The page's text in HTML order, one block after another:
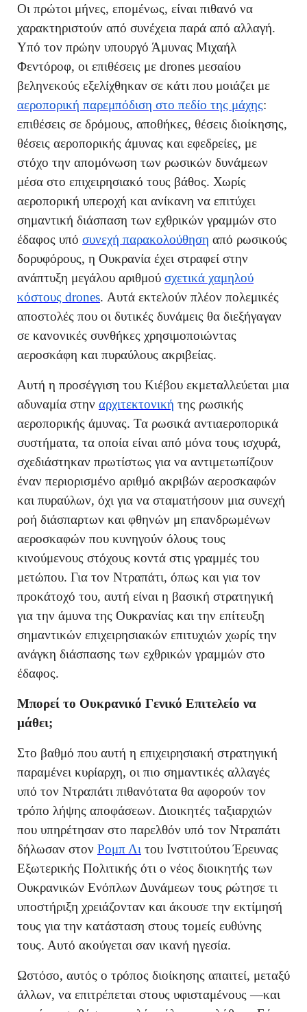
Οι πρώτοι μήνες, επομένως, είναι πιθανό να
χαρακτηριστούν από συνέχεια παρά από αλλαγή.
Υπό τον πρώην υπουργό Άμυνας Μιχαήλ
Φεντόροφ, οι επιθέσεις με drones μεσαίου
βεληνεκούς εξελίχθηκαν σε κάτι που μοιάζει με
αεροπορική παρεμπόδιση στο πεδίο της μάχης:
επιθέσεις σε δρόμους, αποθήκες, θέσεις διοίκησης,
θέσεις αεροπορικής άμυνας και εφεδρείες, με
στόχο την απομόνωση των ρωσικών δυνάμεων
μέσα στο επιχειρησιακό τους βάθος. Χωρίς
αεροπορική υπεροχή και ανίκανη να επιτύχει
σημαντική διάσπαση των εχθρικών γραμμών στο
έδαφος υπό συνεχή παρακολούθηση από ρωσικούς
δορυφόρους, η Ουκρανία έχει στραφεί στην
ανάπτυξη μεγάλου αριθμού σχετικά χαμηλού
κόστους drones. Αυτά εκτελούν πλέον πολεμικές
αποστολές που οι δυτικές δυνάμεις θα διεξήγαγαν
σε κανονικές συνθήκες χρησιμοποιώντας
αεροσκάφη και πυραύλους ακριβείας.
Αυτή η προσέγγιση του Κιέβου εκμεταλλεύεται μια
αδυναμία στην αρχιτεκτονική της ρωσικής
αεροπορικής άμυνας. Τα ρωσικά αντιαεροπορικά
συστήματα, τα οποία είναι από μόνα τους ισχυρά,
σχεδιάστηκαν πρωτίστως για να αντιμετωπίζουν
έναν περιορισμένο αριθμό ακριβών αεροσκαφών
και πυραύλων, όχι για να σταματήσουν μια συνεχή
ροή διάσπαρτων και φθηνών μη επανδρωμένων
αεροσκαφών που κυνηγούν όλους τους
κινούμενους στόχους κοντά στις γραμμές του
μετώπου. Για τον Ντραπάτι, όπως και για τον
προκάτοχό του, αυτή είναι η βασική στρατηγική
για την άμυνα της Ουκρανίας και την επίτευξη
σημαντικών επιχειρησιακών επιτυχιών χωρίς την
ανάγκη διάσπασης των εχθρικών γραμμών στο
έδαφος.
Μπορεί το Ουκρανικό Γενικό Επιτελείο να
μάθει;
Στο βαθμό που αυτή η επιχειρησιακή στρατηγική
παραμένει κυρίαρχη, οι πιο σημαντικές αλλαγές
υπό τον Ντραπάτι πιθανότατα θα αφορούν τον
τρόπο λήψης αποφάσεων. Διοικητές ταξιαρχιών
που υπηρέτησαν στο παρελθόν υπό τον Ντραπάτι
δήλωσαν στον Ρομπ Λι του Ινστιτούτου Έρευνας
Εξωτερικής Πολιτικής ότι ο νέος διοικητής των
Ουκρανικών Ενόπλων Δυνάμεων τους ρώτησε τι
υποστήριξη χρειάζονταν και άκουσε την εκτίμησή
τους για την κατάσταση στους τομείς ευθύνης
τους. Αυτό ακούγεται σαν ικανή ηγεσία.
Ωστόσο, αυτός ο τρόπος διοίκησης απαιτεί, μεταξύ
άλλων, να επιτρέπεται στους υφισταμένους —και